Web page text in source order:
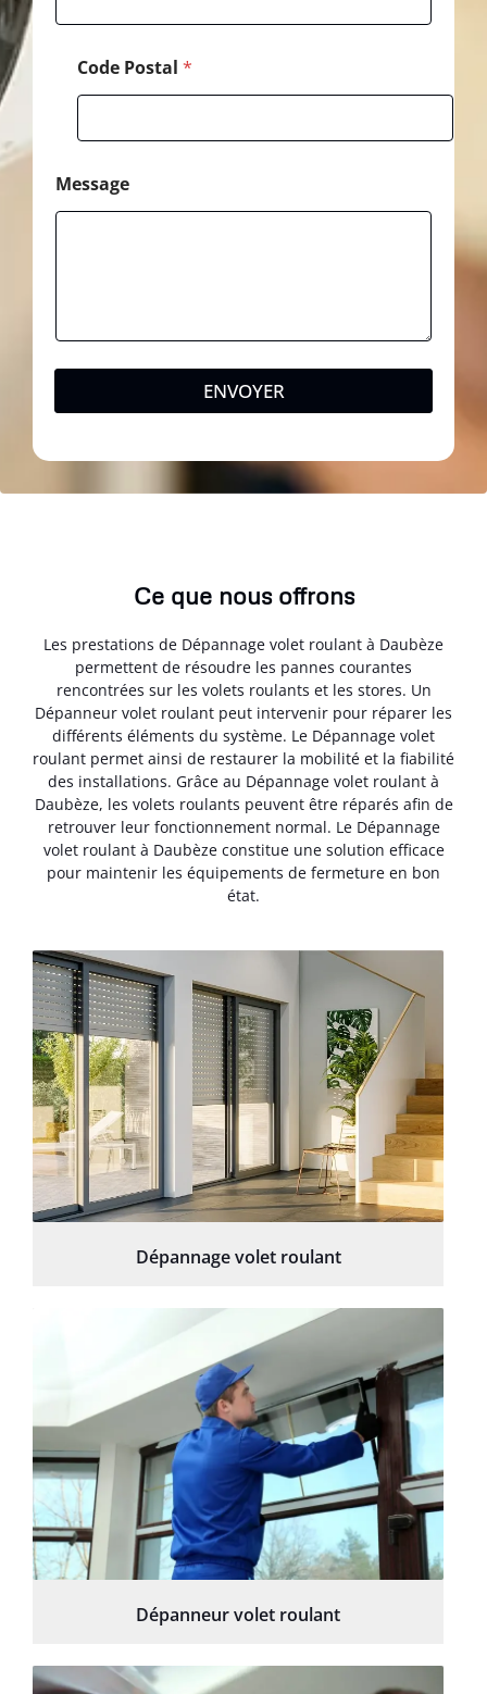
Code Postal *
Message
ENVOYER
Ce que nous offrons
Les prestations de Dépannage volet roulant à Daubèze
permettent de résoudre les pannes courantes
rencontrées sur les volets roulants et les stores. Un
Dépanneur volet roulant peut intervenir pour réparer les
différents éléments du système. Le Dépannage volet
roulant permet ainsi de restaurer la mobilité et la fiabilité
des installations. Grâce au Dépannage volet roulant à
Daubèze, les volets roulants peuvent être réparés afin de
retrouver leur fonctionnement normal. Le Dépannage
volet roulant à Daubèze constitue une solution efficace
pour maintenir les équipements de fermeture en bon
état.
Dépannage volet roulant
Dépanneur volet roulant